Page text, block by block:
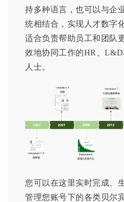
持多种语言，也可以与企
统相结合，实现人才数字
适合负责帮助员工和团队
效地协同工作的HR、L&D
人士。
您可以在这里实时完成、
管理您账号下的各类贝尔